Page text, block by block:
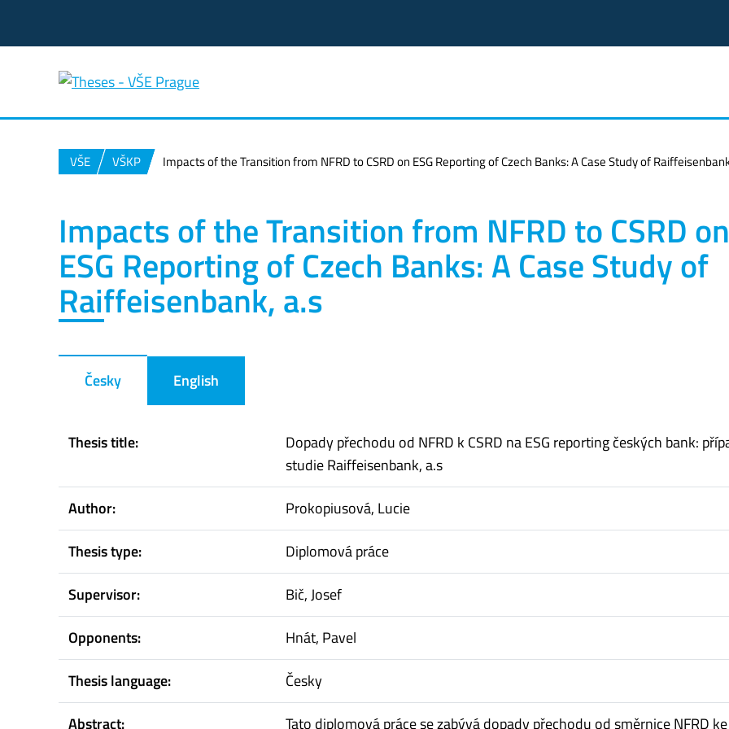
VŠE VŠKP Impacts of the Transition from NFRD to CSRD on ESG Reporting of Czech Banks: A Case Study of
Impacts of the Transition from NFRD to CSRD on
ESG Reporting of Czech Banks: A Case Study of
Raiffeisenbank, a.s
Česky English
Thesis title:
Dopady přechodu od NFRD k CSRD na ESG reporting českých bank:
studie Raiffeisenbank, a.s
Author:
Prokopiusová, Lucie
Thesis type:
Diplomová práce
Supervisor:
Bič, Josef
Opponents:
Hnát, Pavel
Thesis language:
Česky
Abstract:
Tato diplomová práce se zabývá dopady přechodu od směrnice NFRD ke